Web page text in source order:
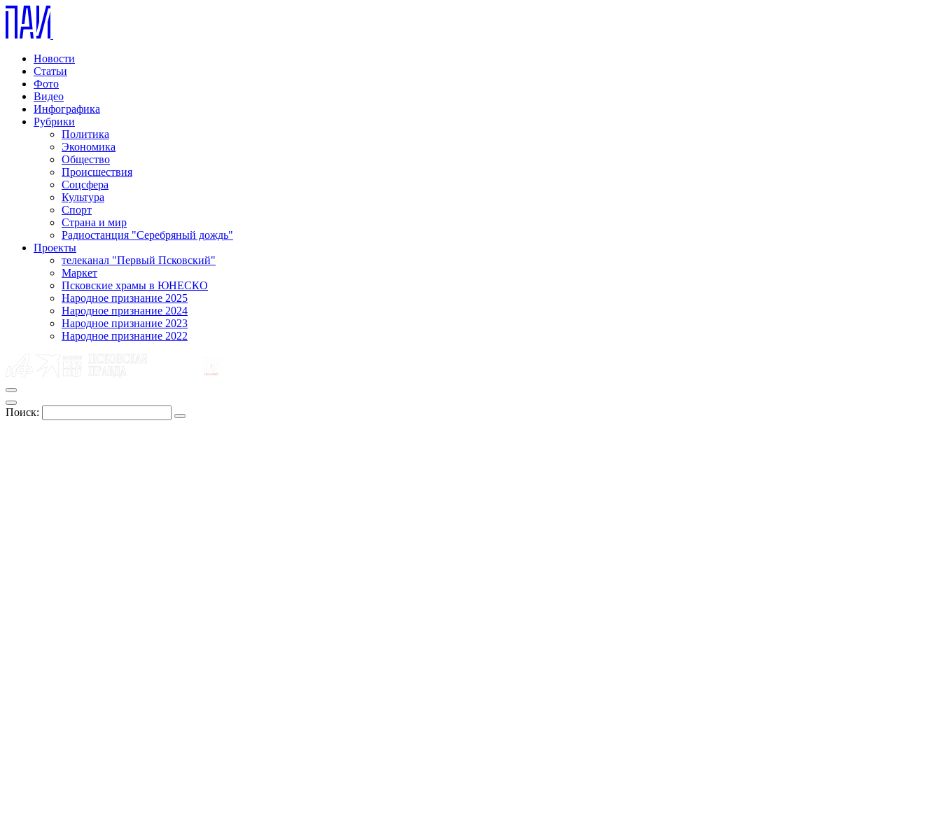
Новости
Статьи
Фото
Видео
Инфографика
Рубрики
Политика
Экономика
Общество
Происшествия
Соцсфера
Культура
Спорт
Страна и мир
Радиостанция "Серебряный дождь"
Проекты
телеканал "Первый Псковский"
Маркет
Псковские храмы в ЮНЕСКО
Народное признание 2025
Народное признание 2024
Народное признание 2023
Народное признание 2022
Поиск: